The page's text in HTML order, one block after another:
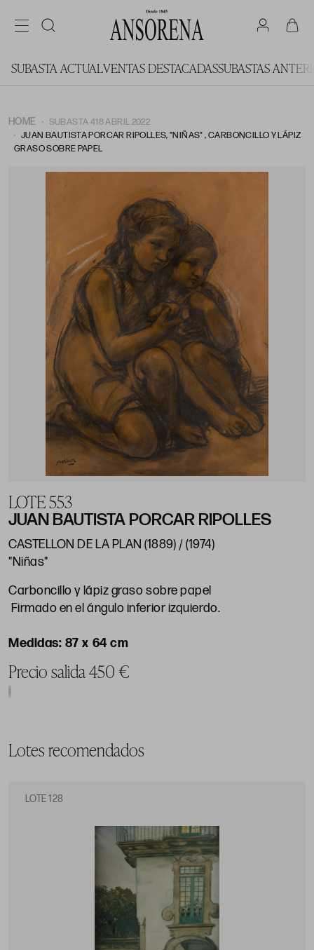
SUBASTA ACTUALVENTAS DESTACADASSUBASTAS
HOME
SUBASTA 418 ABRIL 2022
JUAN BAUTISTA PORCAR RIPOLLES, "NIÑAS" , CARBONCILLO Y LÁPIZ
GRASO SOBRE PAPEL
LOTE 553
JUAN BAUTISTA PORCAR RIPOLLES
CASTELLON DE LA PLAN (1889) / (1974)
"Niñas"
Carboncillo y lápiz graso sobre papel
Firmado en el ángulo inferior izquierdo.
87 x 64 cm
Precio salida 450 €
Lotes recomendados
LOTE 128